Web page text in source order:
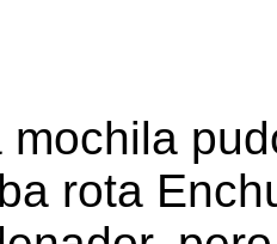
mochila
rota